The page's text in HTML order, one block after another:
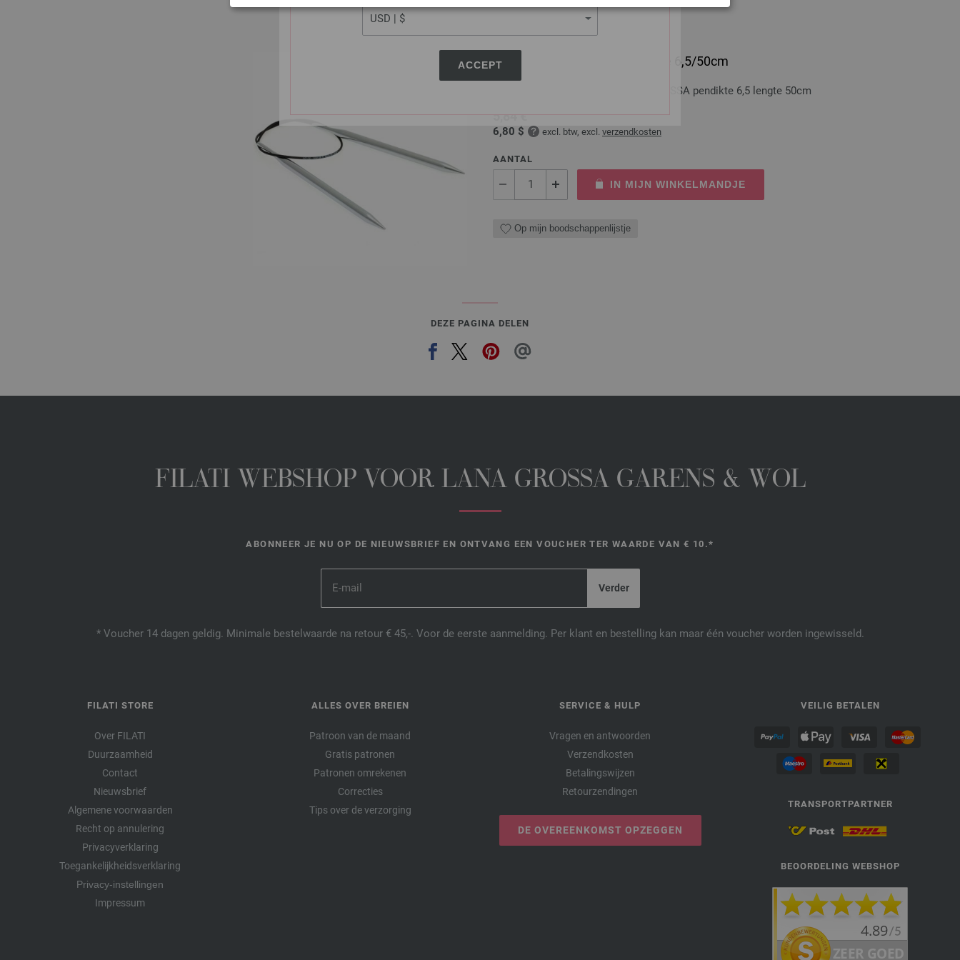
ACCEPTRondbreinaalden Messing dikte 6,5/50cm
Rondbreinaalden messing LANA GROSSA pendikte 6,5 lengte 50cm
5,84 €
6,80 $ excl. btw, excl. verzendkosten
AANTAL
IN MIJN WINKELMANDJE
Op mijn boodschappenlijstje
DEZE PAGINA DELEN
FILATI WEBSHOP VOOR LANA GROSSA GARENS & WOL
ABONNEER JE NU OP DE NIEUWSBRIEF EN ONTVANG EEN VOUCHER TER WAARDE VAN € 10.*
* Voucher 14 dagen geldig. Minimale bestelwaarde na retour € 45,-. Voor de eerste aanmelding. Per klant en bestelling kan maar één voucher worden ingewisseld.
FILATI STORE
Over FILATI
Duurzaamheid
Contact
Nieuwsbrief
Algemene voorwaarden
Recht op annulering
Privacyverklaring
Toegankelijkheidsverklaring
Privacy-instellingen
Impressum
ALLES OVER BREIEN
Patroon van de maand
Gratis patronen
Patronen omrekenen
Correcties
Tips over de verzorging
SERVICE & HULP
Vragen en antwoorden
Verzendkosten
Betalingswijzen
Retourzendingen
DE OVEREENKOMST OPZEGGEN
VEILIG BETALEN
TRANSPORTPARTNER
BEOORDELING WEBSHOP